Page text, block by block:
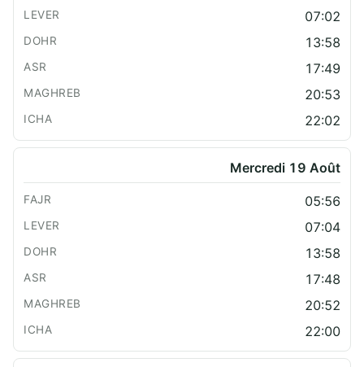
07:02
13:58
17:49
20:53
22:02
Mercredi 19 Août
05:56
07:04
13:58
17:48
20:52
22:00